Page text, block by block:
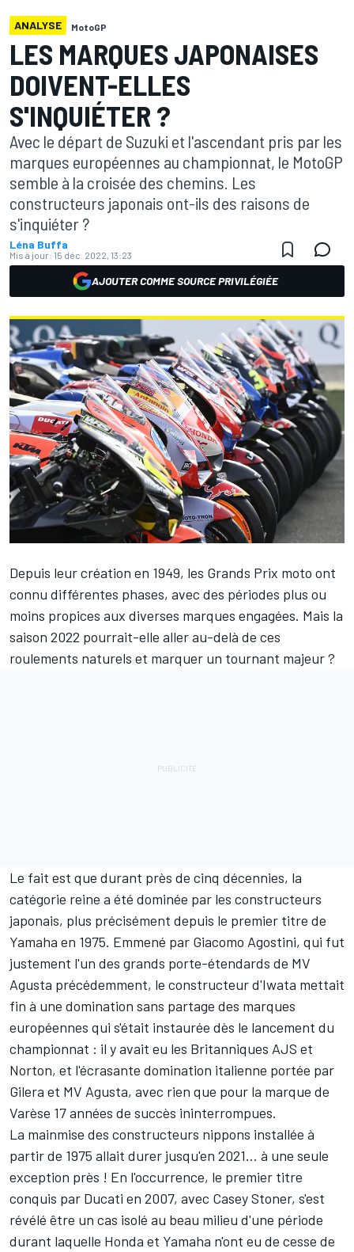
ANALYSE MotoGP
LES MARQUES JAPONAISES
DOIVENT-ELLES
S'INQUIÉTER ?
Avec le départ de Suzuki et l'ascendant pris par les
marques européennes au championnat, le MotoGP
semble à la croisée des chemins. Les
constructeurs japonais ont-ils des raisons de
s'inquiéter ?
Léna Buffa
Mis à jour: 15 déc. 2022, 13:23
AJOUTER COMME SOURCE PRIVILÉGIÉE
Depuis leur création en 1949, les Grands Prix moto ont
connu différentes phases, avec des périodes plus ou
moins propices aux diverses marques engagées. Mais la
saison 2022 pourrait-elle aller au-delà de ces
roulements naturels et marquer un tournant majeur ?
Le fait est que durant près de cinq décennies, la
catégorie reine a été dominée par les constructeurs
japonais, plus précisément depuis le premier titre de
Yamaha en 1975. Emmené par Giacomo Agostini, qui fut
justement l'un des grands porte-étendards de MV
Agusta précédemment, le constructeur d'Iwata mettait
fin à une domination sans partage des marques
européennes qui s'était instaurée dès le lancement du
championnat : il y avait eu les Britanniques AJS et
Norton, et l'écrasante domination italienne portée par
Gilera et MV Agusta, avec rien que pour la marque de
Varèse 17 années de succès ininterrompues.
La mainmise des constructeurs nippons installée à
partir de 1975 allait durer jusqu'en 2021… à une seule
exception près ! En l'occurrence, le premier titre
conquis par Ducati en 2007, avec Casey Stoner, s'est
révélé être un cas isolé au beau milieu d'une période
durant laquelle Honda et Yamaha n'ont eu de cesse de